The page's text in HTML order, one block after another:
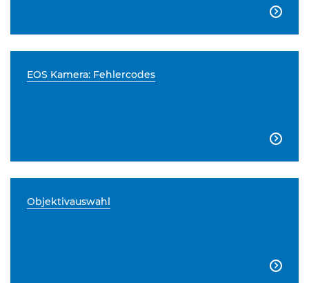

EOS Kamera: Fehlercodes

Objektivauswahl
